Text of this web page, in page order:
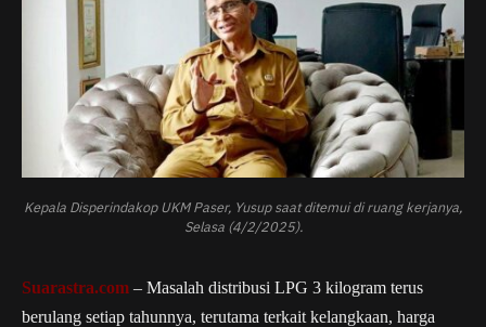
Kepala Disperindakop UKM Paser, Yusup saat ditemui di ruang kerjanya,
Selasa (4/2/2025).
Suarastra.com – Masalah distribusi LPG 3 kilogram terus
berulang setiap tahunnya, terutama terkait kelangkaan, harga